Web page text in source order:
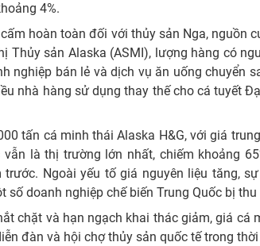
4%.
hoàn toàn đối với thủy sản Nga, nguồn
Thủy sản Alaska (ASMI), lượng hàng có
nghiệp bán lẻ và dịch vụ ăn uống chuyển
nhà hàng sử dụng thay thế cho cá tuyết
tấn cá minh thái Alaska H&G, với giá
là thị trường lớn nhất, chiếm khoảng
Ngoài yếu tố giá nguyên liệu tăng,
số doanh nghiệp chế biến Trung Quốc bị thu
chặt và hạn ngạch khai thác giảm, giá cá
đàn và hội chợ thủy sản quốc tế trong